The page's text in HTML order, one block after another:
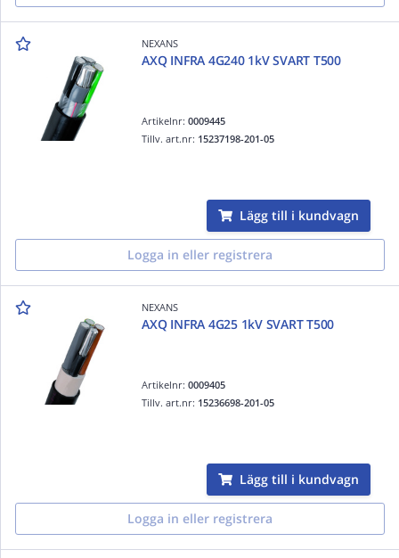
NEXANS
AXQ INFRA 4G240 1kV SVART T500
Artikelnr:0009445
Tillv. art.nr: 15237198-201-05
Lägg till i kundvagn
Logga in eller registrera
NEXANS
AXQ INFRA 4G25 1kV SVART T500
Artikelnr:0009405
Tillv. art.nr: 15236698-201-05
Lägg till i kundvagn
Logga in eller registrera